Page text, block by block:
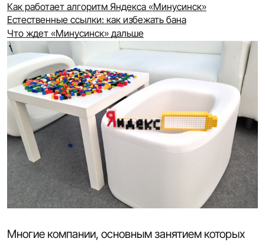
Многие компании, основным занятием которых
Как работает алгоритм Яндекса «Минусинск»
Естественные ссылки: как избежать бана
Что ждет «Минусинск» дальше